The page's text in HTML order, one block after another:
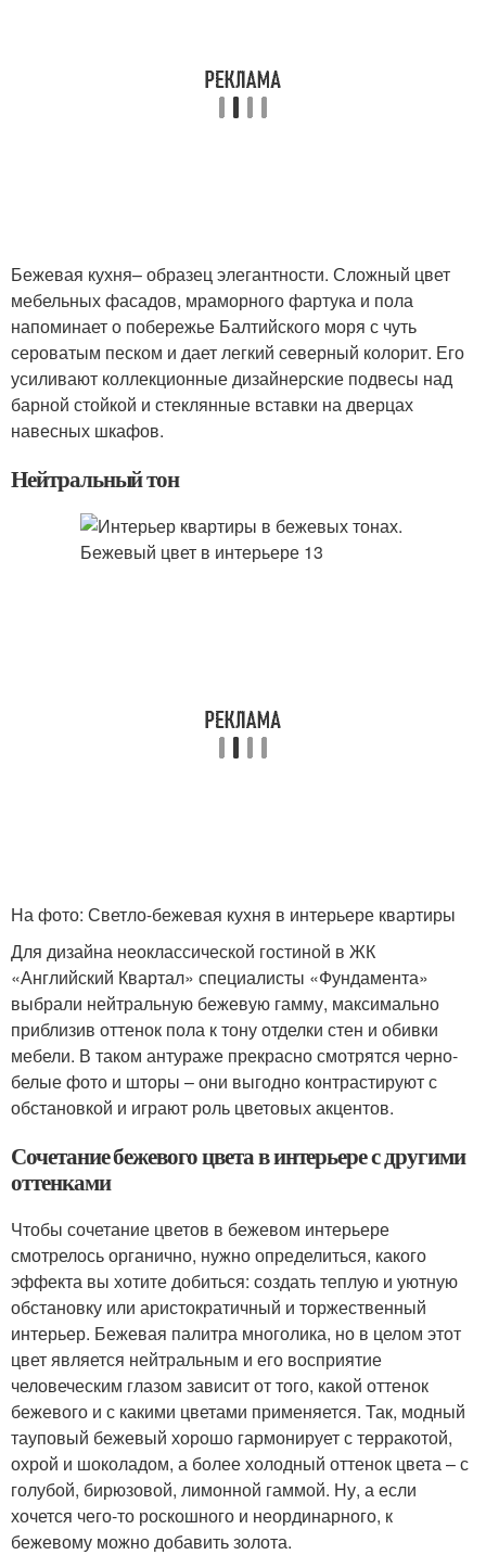
Бежевая кухня– образец элегантности. Сложный цвет
мебельных фасадов, мраморного фартука и пола
напоминает о побережье Балтийского моря с чуть
сероватым песком и дает легкий северный колорит. Его
усиливают коллекционные дизайнерские подвесы над
барной стойкой и стеклянные вставки на дверцах
навесных шкафов.
Нейтральный тон
На фото: Светло-бежевая кухня в интерьере квартиры
Для дизайна неоклассической гостиной в ЖК
«Английский Квартал» специалисты «Фундамента»
выбрали нейтральную бежевую гамму, максимально
приблизив оттенок пола к тону отделки стен и обивки
мебели. В таком антураже прекрасно смотрятся черно-
белые фото и шторы – они выгодно контрастируют с
обстановкой и играют роль цветовых акцентов.
Сочетание бежевого цвета в интерьере с другими
оттенками
Чтобы сочетание цветов в бежевом интерьере
смотрелось органично, нужно определиться, какого
эффекта вы хотите добиться: создать теплую и уютную
обстановку или аристократичный и торжественный
интерьер. Бежевая палитра многолика, но в целом этот
цвет является нейтральным и его восприятие
человеческим глазом зависит от того, какой оттенок
бежевого и с какими цветами применяется. Так, модный
тауповый бежевый хорошо гармонирует с терракотой,
охрой и шоколадом, а более холодный оттенок цвета – с
голубой, бирюзовой, лимонной гаммой. Ну, а если
хочется чего-то роскошного и неординарного, к
бежевому можно добавить золота.